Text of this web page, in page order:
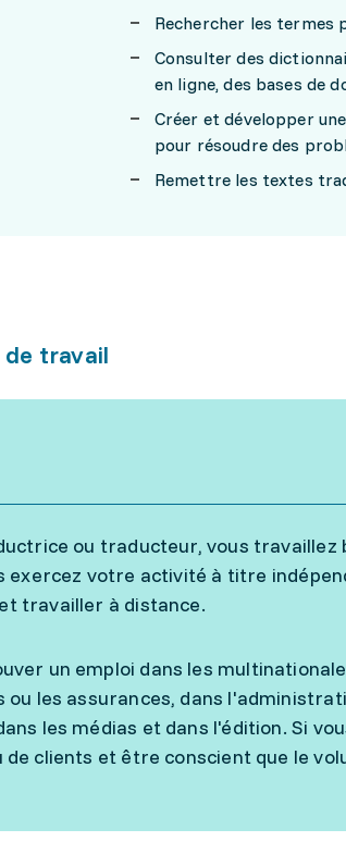
Rechercher les termes
Consulter des
en ligne, des bases de
Créer et développer
pour résoudre des
Remettre les textes
de travail
ou traducteur, vous travaillez
exercez votre activité à titre
travailler à distance.
un emploi dans les
ou les assurances, dans
les médias et dans l'édition. Si
de clients et être conscient que le